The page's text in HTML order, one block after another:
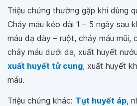
Triệu chứng thường gặp khi dùng
Chảy máu kéo dài 1 – 5 ngày sau
máu dạ dày – ruột, chảy máu mũi,
chảy máu dưới da, xuất huyết
xuất huyết tử cung, xuất huyết
máu.
Triệu chứng khác: Tụt huyết áp,